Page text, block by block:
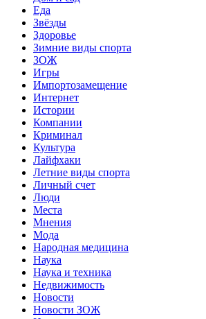
Еда
Звёзды
Здоровье
Зимние виды спорта
ЗОЖ
Игры
Импортозамещение
Интернет
Истории
Компании
Криминал
Культура
Лайфхаки
Летние виды спорта
Личный счет
Люди
Места
Мнения
Мода
Народная медицина
Наука
Наука и техника
Недвижимость
Новости
Новости ЗОЖ